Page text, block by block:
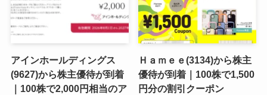
アインホールディングス
(9627)から株主優待が到着
｜100株で2,000円相当のア
Ｈａｍｅｅ(3134)から株主
優待が到着｜100株で1,500
円分の割引クーポン